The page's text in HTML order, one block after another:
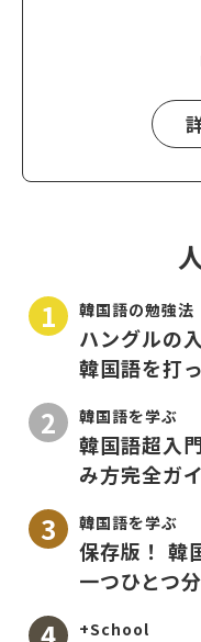
韓国語の勉強法
ハングルの
韓国語を打
韓国語を学ぶ
韓国語超入
み方完全ガ
韓国語を学ぶ
保存版！ 韓
一つひとつ
+School